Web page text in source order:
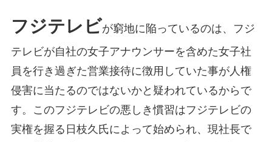
フジテレビが窮地に陥っているのは、フジ
テレビが自社の女子アナウンサーを含めた女子社
員を行き過ぎた営業接待に徴用していた事が人権
侵害に当たるのではないかと疑われているからで
す。このフジテレビの悪しき慣習はフジテレビの
実権を握る日枝久氏によって始められ、現社長で